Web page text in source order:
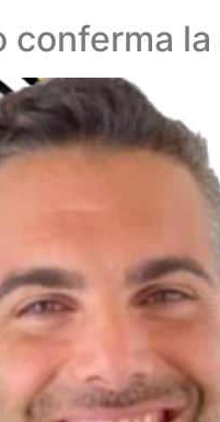
conferma